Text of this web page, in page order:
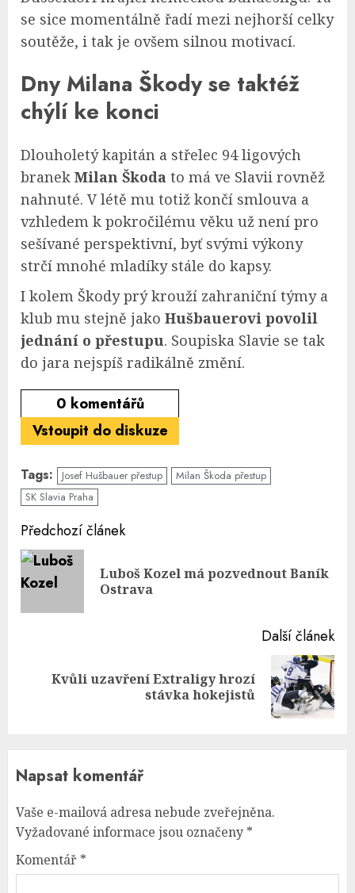
se sice momentálně řadí mezi nejhorší celky
soutěže, i tak je ovšem silnou motivací.
Dny Milana Škody se taktéž
chýlí ke konci
Dlouholetý kapitán a střelec 94 ligových
branek Milan Škoda to má ve Slavii rovněž
nahnuté. V létě mu totiž končí smlouva a
vzhledem k pokročilému věku už není pro
sešívané perspektivní, byť svými výkony
strčí mnohé mladíky stále do kapsy.
I kolem Škody prý krouží zahraniční týmy a
klub mu stejně jako Hušbauerovi povolil
jednání o přestupu. Soupiska Slavie se tak
do jara nejspíš radikálně změní.
0 komentářů
Vstoupit do diskuze
Tags: Josef Hušbauer přestup
Milan Škoda přestup
SK Slavia Praha
Continue
Reading
Předchozí článek
Luboš Kozel má pozvednout Baník
Ostrava
Další článek
NextKvůli uzavření Extraligy hrozí
stávka hokejistů
Napsat komentář
Vaše e-mailová adresa nebude zveřejněna.
Vyžadované informace jsou označeny *
Komentář *